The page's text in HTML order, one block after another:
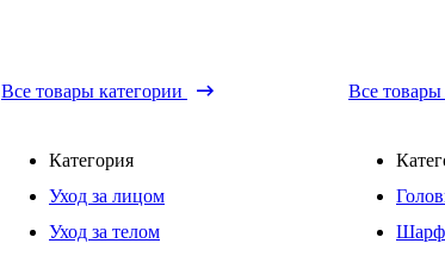
Все товары категории
Категория
Уход за лицом
Уход за телом
Все